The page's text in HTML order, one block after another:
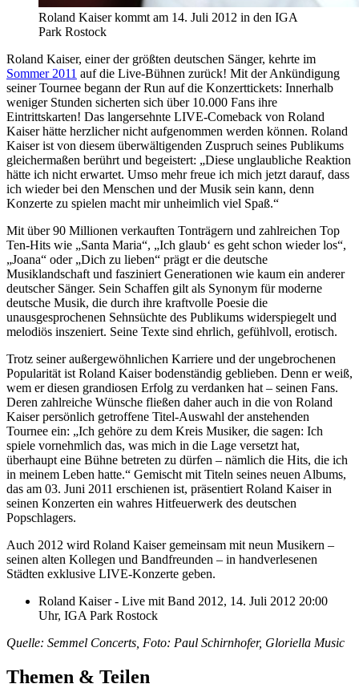
Roland Kaiser kommt am 14. Juli 2012 in den IGA
Park Rostock
Roland Kaiser, einer der größten deutschen Sänger, kehrte im
Sommer 2011 auf die Live-Bühnen zurück! Mit der Ankündigung
seiner Tournee begann der Run auf die Konzerttickets: Innerhalb
weniger Stunden sicherten sich über 10.000 Fans ihre
Eintrittskarten! Das langersehnte LIVE-Comeback von Roland
Kaiser hätte herzlicher nicht aufgenommen werden können. Roland
Kaiser ist von diesem überwältigenden Zuspruch seines Publikums
gleichermaßen berührt und begeistert: „Diese unglaubliche Reaktion
hätte ich nicht erwartet. Umso mehr freue ich mich jetzt darauf, dass
ich wieder bei den Menschen und der Musik sein kann, denn
Konzerte zu spielen macht mir unheimlich viel Spaß.“
Mit über 90 Millionen verkauften Tonträgern und zahlreichen Top
Ten-Hits wie „Santa Maria“, „Ich glaub‘ es geht schon wieder los“,
„Joana“ oder „Dich zu lieben“ prägt er die deutsche
Musiklandschaft und fasziniert Generationen wie kaum ein anderer
deutscher Sänger. Sein Schaffen gilt als Synonym für moderne
deutsche Musik, die durch ihre kraftvolle Poesie die
unausgesprochenen Sehnsüchte des Publikums widerspiegelt und
melodiös inszeniert. Seine Texte sind ehrlich, gefühlvoll, erotisch.
Trotz seiner außergewöhnlichen Karriere und der ungebrochenen
Popularität ist Roland Kaiser bodenständig geblieben. Denn er weiß,
wem er diesen grandiosen Erfolg zu verdanken hat – seinen Fans.
Deren zahlreiche Wünsche fließen daher auch in die von Roland
Kaiser persönlich getroffene Titel-Auswahl der anstehenden
Tournee ein: „Ich gehöre zu dem Kreis Musiker, die sagen: Ich
spiele vornehmlich das, was mich in die Lage versetzt hat,
überhaupt eine Bühne betreten zu dürfen – nämlich die Hits, die ich
in meinem Leben hatte.“ Gemischt mit Titeln seines neuen Albums,
das am 03. Juni 2011 erschienen ist, präsentiert Roland Kaiser in
seinen Konzerten ein wahres Hitfeuerwerk des deutschen
Popschlagers.
Auch 2012 wird Roland Kaiser gemeinsam mit neun Musikern –
seinen alten Kollegen und Bandfreunden – in handverlesenen
Städten exklusive LIVE-Konzerte geben.
Roland Kaiser - Live mit Band 2012, 14. Juli 2012 20:00
Uhr, IGA Park Rostock
Quelle: Semmel Concerts, Foto: Paul Schirnhofer, Gloriella Music
Themen & Teilen